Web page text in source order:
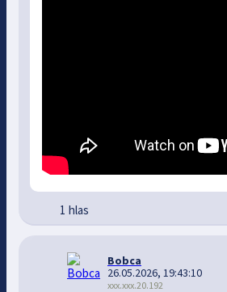
1 hlas
Bobca
26.05.2026, 19:43:10
xxx.xxx.20.192